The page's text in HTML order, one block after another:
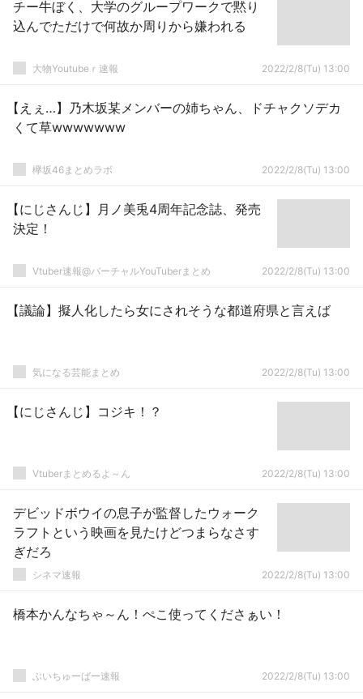
チー牛ぼく、大学のグループワークで黙り
込んでただけで何故か周りから嫌われる
大物Youtubeｒ速報 2022/2/8(Tu) 13:00
【えぇ…】乃木坂某メンバーの姉ちゃん、ドチャクソデカ
くて草wwwwwww
欅坂46まとめラボ 2022/2/8(Tu) 13:00
【にじさんじ】月ノ美兎4周年記念誌、発売
決定！
Vtuber速報@バーチャルYouTuberまとめ 2022/2/8(Tu) 13:00
【議論】擬人化したら女にされそうな都道府県と言えば
気になる芸能まとめ 2022/2/8(Tu) 13:00
【にじさんじ】コジキ！？
Vtuberまとめるよ～ん 2022/2/8(Tu) 13:00
デビッドボウイの息子が監督したウォーク
ラフトという映画を見たけどつまらなさす
ぎだろ
シネマ速報 2022/2/8(Tu) 13:00
橋本かんなちゃ～ん！ぺこ使ってくださぁい！
ぶいちゅーばー速報 2022/2/8(Tu) 13:00